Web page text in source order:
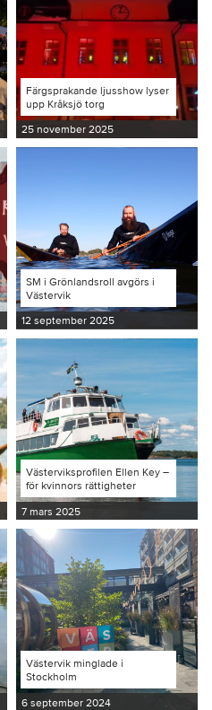
Färgsprakande ljusshow lyser
upp Kråksjö torg
25 november 2025
SM i Grönlandsroll avgörs i
Västervik
12 september 2025
Västerviksprofilen Ellen Key –
för kvinnors rättigheter
7 mars 2025
Västervik minglade i
Stockholm
6 september 2024